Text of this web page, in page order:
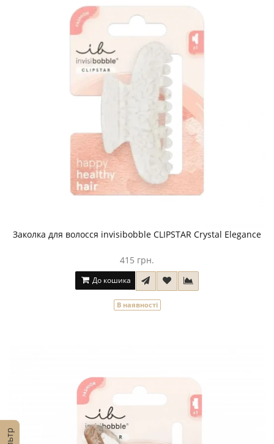
Заколка для волосся invisibobble CLIPSTAR Crystal Elegance
415 грн.
До кошика
В наявності